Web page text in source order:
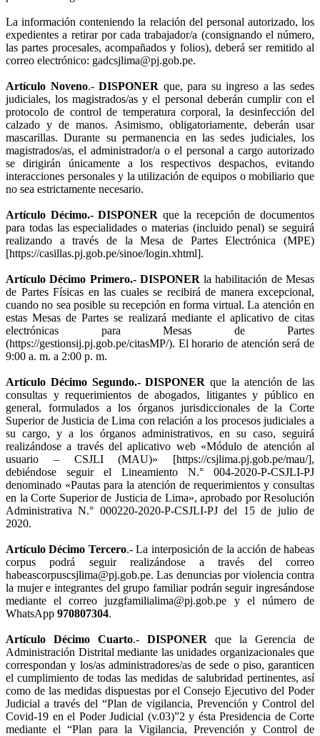
La información conteniendo la relación del personal autorizado, los
expedientes a retirar por cada trabajador/a (consignando el número,
las partes procesales, acompañados y folios), deberá ser remitido al
correo electrónico: gadcsjlima@pj.gob.pe.
Artículo Noveno.-DISPONER que, para su ingreso a las sedes
judiciales, los magistrados/as y el personal deberán cumplir con el
protocolo de control de temperatura corporal, la desinfección del
calzado y de manos. Asimismo, obligatoriamente, deberán usar
mascarillas. Durante su permanencia en las sedes judiciales, los
magistrados/as, el administrador/a o el personal a cargo autorizado
se dirigirán únicamente a los respectivos despachos, evitando
interacciones personales y la utilización de equipos o mobiliario que
no sea estrictamente necesario.
Artículo Décimo.- DISPONER que la recepción de documentos
para todas las especialidades o materias (incluido penal) se seguirá
realizando a través de la Mesa de Partes Electrónica (MPE)
[https://casillas.pj.gob.pe/sinoe/login.xhtml].
Artículo Décimo Primero.- DISPONER la habilitación de Mesas
de Partes Físicas en las cuales se recibirá de manera excepcional,
cuando no sea posible su recepción en forma virtual. La atención en
estas Mesas de Partes se realizará mediante el aplicativo de citas
electrónicas para Mesas de Partes
(https://gestionsij.pj.gob.pe/citasMP/). El horario de atención será de
9:00 a. m. a 2:00 p. m.
Artículo Décimo Segundo.- DISPONER que la atención de las
consultas y requerimientos de abogados, litigantes y público en
general, formulados a los órganos jurisdiccionales de la Corte
Superior de Justicia de Lima con relación a los procesos judiciales a
su cargo, y a los órganos administrativos, en su caso, seguirá
realizándose a través del aplicativo web «Módulo de atención al
usuario – CSJLI (MAU)» [https://csjlima.pj.gob.pe/mau/],
debiéndose seguir el Lineamiento N.° 004-2020-P-CSJLI-PJ
denominado «Pautas para la atención de requerimientos y consultas
en la Corte Superior de Justicia de Lima», aprobado por Resolución
Administrativa N.° 000220-2020-P-CSJLI-PJ del 15 de julio de
2020.
Artículo Décimo Tercero.- La interposición de la acción de habeas
corpus podrá seguir realizándose a través del correo
habeascorpuscsjlima@pj.gob.pe. Las denuncias por violencia contra
la mujer e integrantes del grupo familiar podrán seguir ingresándose
mediante el correo juzgfamilialima@pj.gob.pe y el número de
WhatsApp 970807304.
Artículo Décimo Cuarto.- DISPONER que la Gerencia de
Administración Distrital mediante las unidades organizacionales que
correspondan y los/as administradores/as de sede o piso, garanticen
el cumplimiento de todas las medidas de salubridad pertinentes, así
como de las medidas dispuestas por el Consejo Ejecutivo del Poder
Judicial a través del “Plan de vigilancia, Prevención y Control del
Covid-19 en el Poder Judicial (v.03)”2 y ésta Presidencia de Corte
mediante el “Plan para la Vigilancia, Prevención y Control de